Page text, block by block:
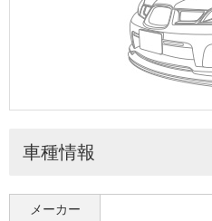
車種情報
メーカー